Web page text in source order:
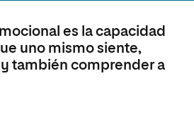
es la capacidad
uno mismo siente,
también comprender a